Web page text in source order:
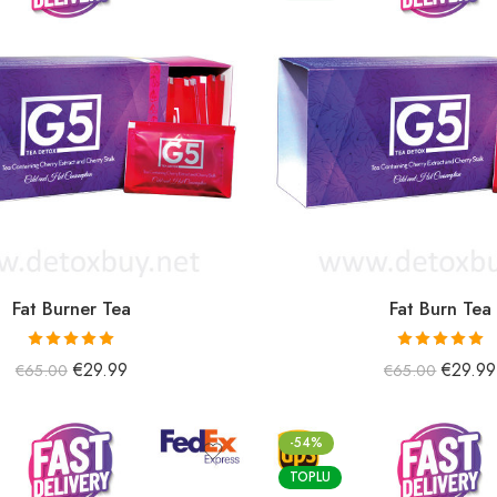
Fat Burner Tea
5 üzerinden
€65.00 €29.99
Fat Burn Tea
5 üzerinden
€65.00 €29.99
-54%
TOPLU